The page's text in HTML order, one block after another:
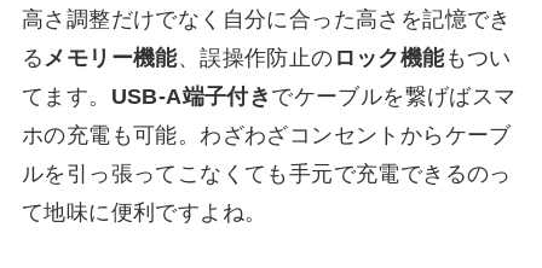
高さ調整だけでなく自分に合った高さを記憶でき
るメモリー機能、誤操作防止の ロック機能もつい
てます。 USB-A端子付き でケーブルを繋げばスマ
ホの充電も可能。わざわざコンセントからケーブ
ルを引っ張ってこなくても手元で充電できるのっ
て地味に便利ですよね。